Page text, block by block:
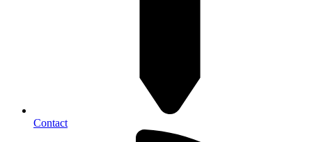
Contact